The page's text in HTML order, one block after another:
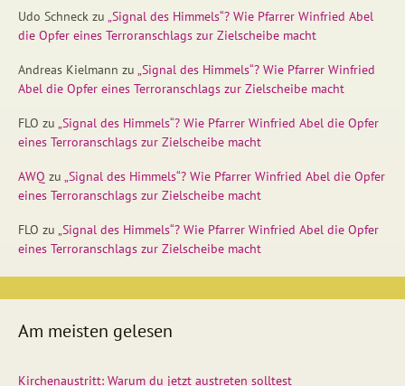
Udo Schneck zu „Signal des Himmels“? Wie Pfarrer Winfried Abel
die Opfer eines Terroranschlags zur Zielscheibe macht
Andreas Kielmann zu „Signal des Himmels“? Wie Pfarrer Winfried
Abel die Opfer eines Terroranschlags zur Zielscheibe macht
FLO zu „Signal des Himmels“? Wie Pfarrer Winfried Abel die Opfer
eines Terroranschlags zur Zielscheibe macht
AWQ zu „Signal des Himmels“? Wie Pfarrer Winfried Abel die Opfer
eines Terroranschlags zur Zielscheibe macht
FLO zu „Signal des Himmels“? Wie Pfarrer Winfried Abel die Opfer
eines Terroranschlags zur Zielscheibe macht
Am meisten gelesen
Kirchenaustritt: Warum du jetzt austreten solltest